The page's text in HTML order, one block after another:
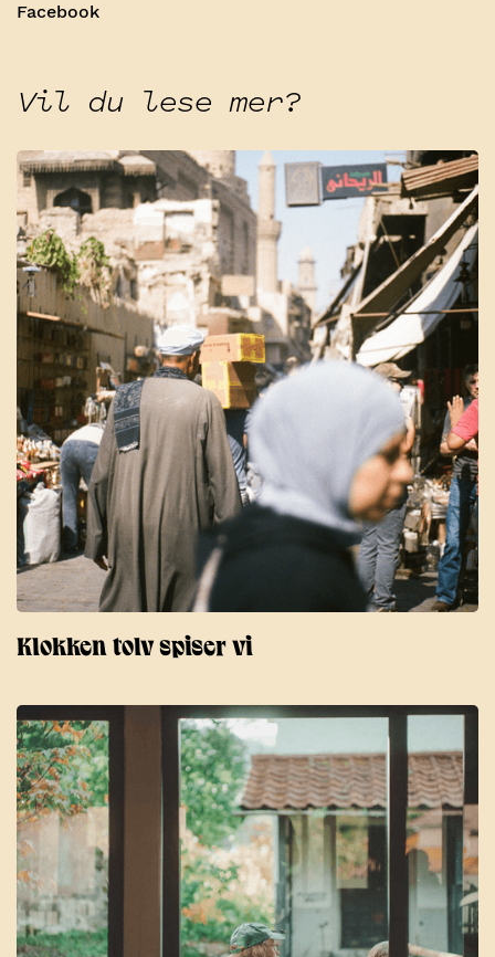
Facebook
Vil du lese mer?
Klokken tolv spiser vi